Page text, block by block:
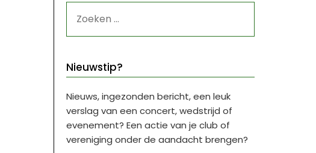
NAAR:
Nieuwstip?
Nieuws, ingezonden bericht, een leuk
verslag van een concert, wedstrijd of
evenement? Een actie van je club of
vereniging onder de aandacht brengen?